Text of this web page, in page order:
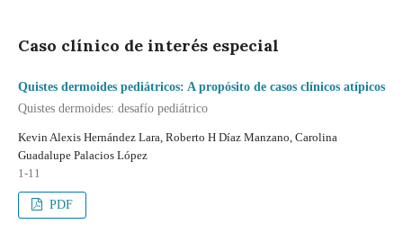
Caso clínico de interés especial
Quistes dermoides pediátricos: A propósito de casos clínicos atípicos
Quistes dermoides: desafío pediátrico
Kevin Alexis Hernández Lara, Roberto H Díaz Manzano, Carolina
Guadalupe Palacios López
1-11
PDF